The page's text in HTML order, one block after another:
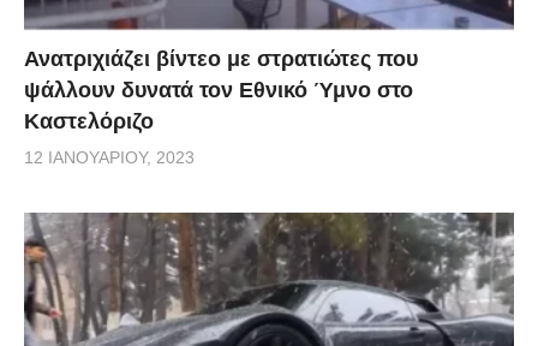
Ανατριχιάζει βίντεο με στρατιώτες που
ψάλλουν δυνατά τον Εθνικό Ύμνο στο
Καστελόριζο
12 ΙΑΝΟΥΑΡΊΟΥ, 2023